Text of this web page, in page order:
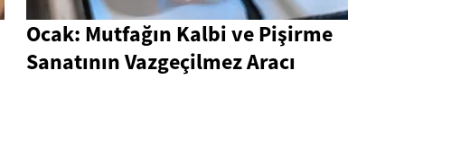
Ocak: Mutfağın Kalbi ve Pişirme
Sanatının Vazgeçilmez Aracı